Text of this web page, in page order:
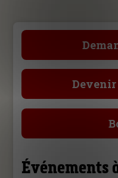
Événements